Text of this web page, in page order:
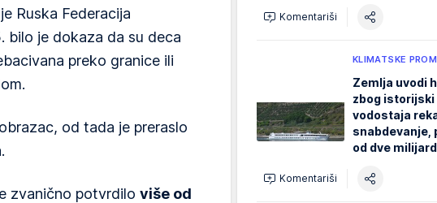
Ruska Federacija
bilo je dokaza da su deca
preko granice ili
od tada je preraslo
zvanično potvrdilo više od
Komentariši
KLIMATSKE
Zemlja uvodi
zbog istorijski
vodostaja
snabdevanje,
od dve
Komentariši